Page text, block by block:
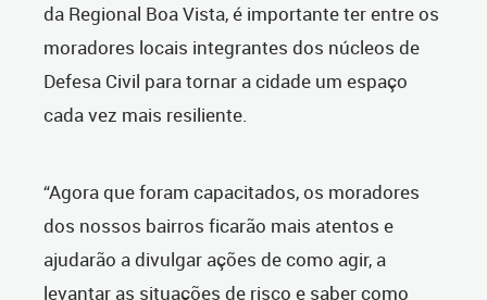
da Regional Boa Vista, é importante ter entre os
moradores locais integrantes dos núcleos de
Defesa Civil para tornar a cidade um espaço
cada vez mais resiliente.
“Agora que foram capacitados, os moradores
dos nossos bairros ficarão mais atentos e
ajudarão a divulgar ações de como agir, a
levantar as situações de risco e saber como